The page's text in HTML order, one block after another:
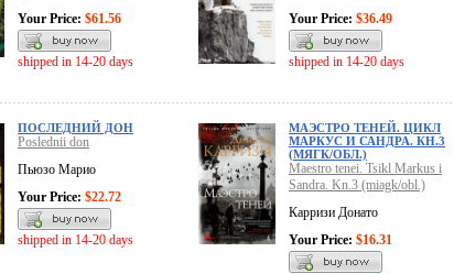
Your Price: $61.56
shipped in 14-20 days
Your Price: $36.49
shipped in 14-20 days
ПОСЛЕДНИЙ ДОН
Poslednii don
Пьюзо Марио
Your Price: $22.72
shipped in 14-20 days
МАЭСТРО ТЕНЕЙ. ЦИКЛ
МАРКУС И САНДРА. КН.3
(МЯГК/ОБЛ.)
Maestro tenei. Tsikl Markus i
Sandra. Kn.3 (miagk/obl.)
Карризи Донато
Your Price: $16.31